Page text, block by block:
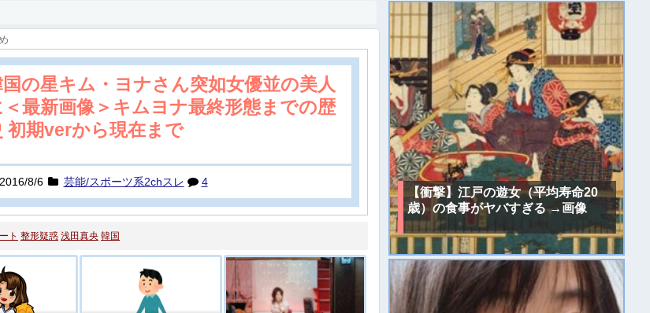
の星キム・ヨナさん突如女優並の美人
＜最新画像＞キムヨナ最終形態までの歴
初期verから現在まで
2016/8/6 芸能/スポーツ系2chスレ 4
ト 整形疑惑 浅田真央 韓国
【衝撃】江戸の遊女（平均寿命20
歳）の食事がヤバすぎる →画像